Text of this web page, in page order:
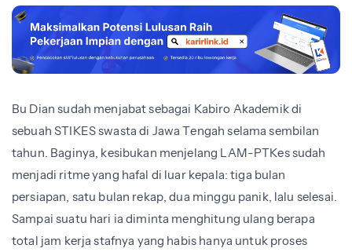
Bu Dian sudah menjabat sebagai Kabiro Akademik di
sebuah STIKES swasta di Jawa Tengah selama sembilan
tahun. Baginya, kesibukan menjelang LAM-PTKes sudah
menjadi ritme yang hafal di luar kepala: tiga bulan
persiapan, satu bulan rekap, dua minggu panik, lalu selesai.
Sampai suatu hari ia diminta menghitung ulang berapa
total jam kerja stafnya yang habis hanya untuk proses